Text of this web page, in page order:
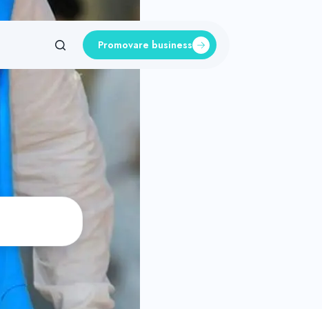
Promovare business